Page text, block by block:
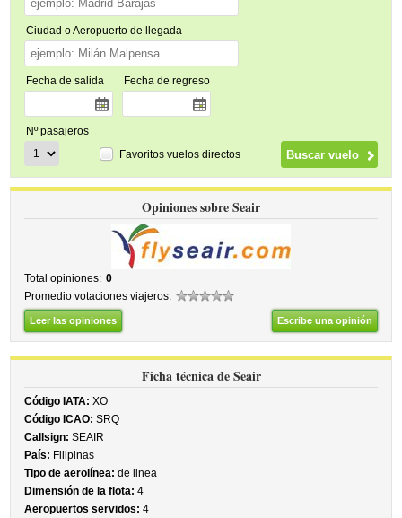
Ciudad o Aeropuerto de llegada
Fecha de salida Fecha de regreso
Nº pasajeros
Favoritos vuelos directos
Opiniones sobre Seair
Total opiniones: 0
Promedio votaciones viajeros:
Leer las opiniones Escribe una opinión
Ficha técnica de Seair
Código IATA: XO
Código ICAO: SRQ
Callsign: SEAIR
País: Filipinas
Tipo de aerolínea: de linea
Dimensión de la flota: 4
Aeropuertos servidos: 4